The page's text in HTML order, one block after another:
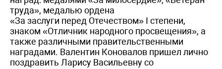
труда», медалью ордена
«За заслуги перед Отечеством» I степени,
знаком «Отличник народного просвещения», а
также различными правительственными
наградами. Валентин Коновалов пришел лично
поздравить Ларису Васильевну со